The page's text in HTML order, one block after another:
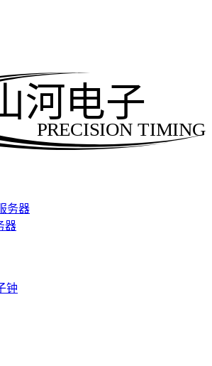
PRECISION TIMING
河电子
务器
器
钟